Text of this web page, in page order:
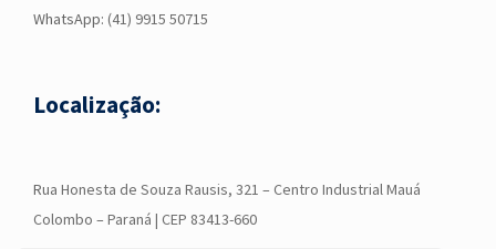
WhatsApp: (41) 9915 50715
Localização:
Rua Honesta de Souza Rausis, 321 – Centro Industrial Mauá
Colombo – Paraná | CEP 83413-660